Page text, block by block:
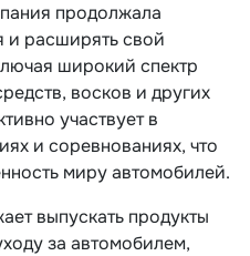
продолжала
и расширять свой
широкий спектр
восков и других
участвует в
и соревнованиях, что
миру автомобилей.
выпускать продукты
за автомобилем,